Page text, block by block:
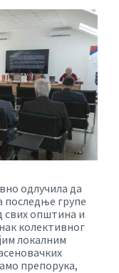
одлучила да
групе
свих општина и
колективног
локалним
препорука,